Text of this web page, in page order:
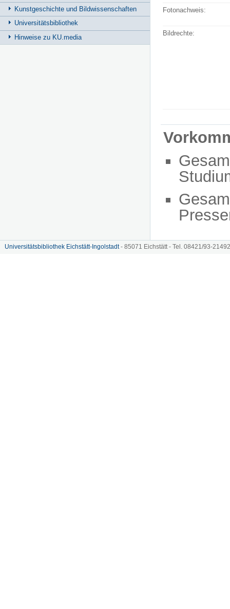
Kunstgeschichte und Bildwissenschaften
Universitätsbibliothek
Hinweise zu KU.media
Fotonachweis:
Bildrechte:
Universitätsbibliothek Eichstätt-Ingolstadt- 85071 Eichstätt - Tel. 08421/93-